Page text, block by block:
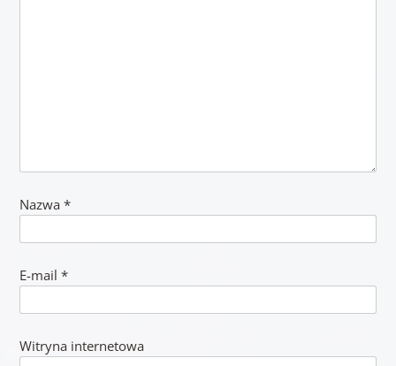
Nazwa *
E-mail *
Witryna internetowa